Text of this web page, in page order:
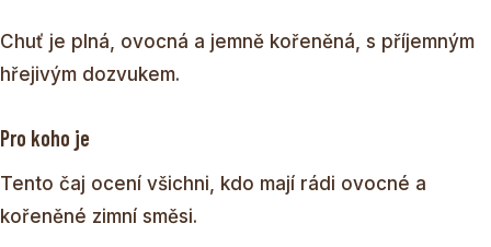
Chuť je plná, ovocná a jemně kořeněná, s příjemným
hřejivým dozvukem.
Pro koho je
Tento čaj ocení všichni, kdo mají rádi ovocné a
kořeněné zimní směsi.